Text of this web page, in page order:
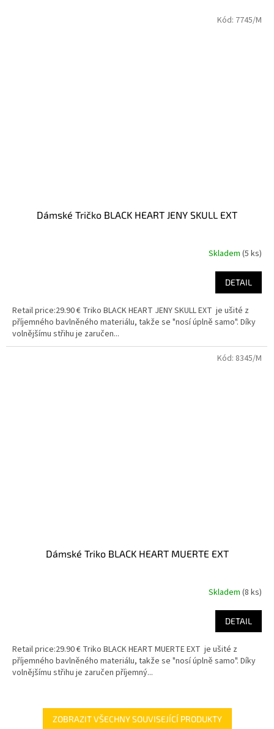
Dámské Tričko BLACK HEART JENY SKULL EXT
Skladem (5 ks)
DETAIL
Retail price:29.90 € Triko BLACK HEART JENY SKULL EXT je ušité z
příjemného bavlněného materiálu, takže se "nosí úplně samo". Díky
volnějšímu střihu je zaručen...
Kód: 7745/M
Dámské Triko BLACK HEART MUERTE EXT
Skladem (8 ks)
DETAIL
Retail price:29.90 € Triko BLACK HEART MUERTE EXT je ušité z
příjemného bavlněného materiálu, takže se "nosí úplně samo". Díky
volnějšímu střihu je zaručen příjemný...
Kód: 8345/M
ZOBRAZIT VŠECHNY SOUVISEJÍCÍ PRODUKTY